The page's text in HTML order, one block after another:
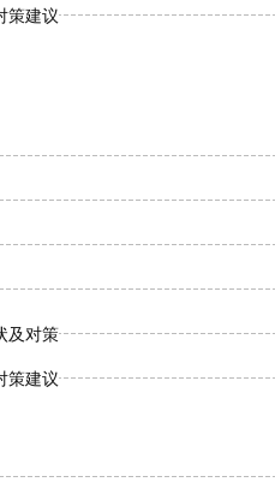
策建议
及对策
策建议